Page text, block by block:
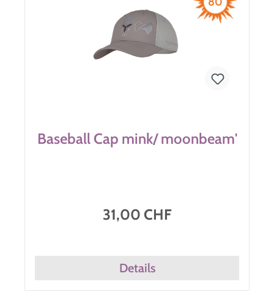
Baseball Cap mink/ moonbeam'
31,00 CHF
Details